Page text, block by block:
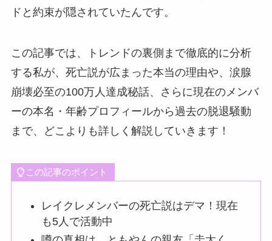
ドと約束が隠されていたんです。
この記事では、トレンドの裏側まで徹底的に分析
する私が、死亡説が広まった本当の理由や、涙腺
崩壊必至の100万人達成秘話、さらに現在のメンバ
ーの本名・年齢プロフィールから過去の脱退騒動
まで、どこよりも詳しく解説していきます！
この記事のポイント
レイクレメンバーの死亡説はデマ！現在
も5人で活動中